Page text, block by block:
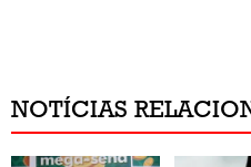
NOTÍCIAS